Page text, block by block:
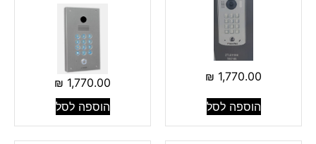
1,770.00
₪
הוספה לסל
1,770.00
₪
הוספה לסל